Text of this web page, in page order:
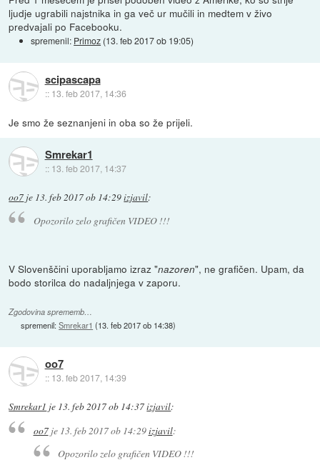
ljudje ugrabili najstnika in ga več ur mučili in medtem v živo
predvajali po Facebooku.
spremenil: Primoz (13. feb 2017 ob 19:05)
scipascapa
:: 13. feb 2017, 14:36
Je smo že seznanjeni in oba so že prijeli.
Smrekar1
:: 13. feb 2017, 14:37
oo7 je 13. feb 2017 ob 14:29izjavil:
Opozorilo zelo grafičen VIDEO !!!
V Slovenščini uporabljamo izraz "nazoren", ne grafičen. Upam, da
bodo storilca do nadaljnjega v zaporu.
Zgodovina sprememb…
spremenil:Smrekar1 (13. feb 2017 ob 14:38)
oo7
:: 13. feb 2017, 14:39
Smrekar1 je 13. feb 2017 ob 14:37izjavil:
oo7je 13. feb 2017 ob 14:29izjavil:
Opozorilo zelo grafičen VIDEO !!!